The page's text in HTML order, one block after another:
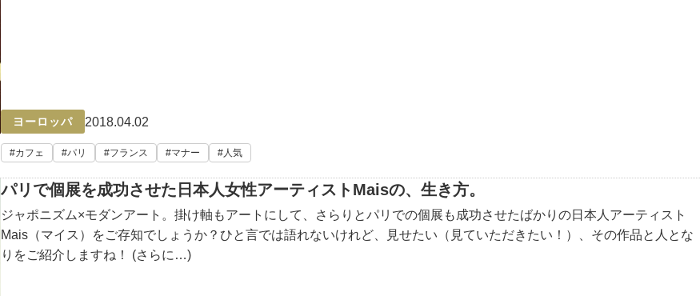
ヨーロッパ 2018.04.02
カフェ パリ フランス マナー 人気
パリで個展を成功させた日本人女性アーティストMaisの、生き方。
ジャポニズム×モダンアート。掛け軸もアートにして、さらりとパリでの個展も成功させたばかりの日本人アーティスト
Mais（マイス）をご存知でしょうか？ひと言では語れないけれど、見せたい（見ていただきたい！）、その作品と人とな
りをご紹介しますね！ (さらに…)